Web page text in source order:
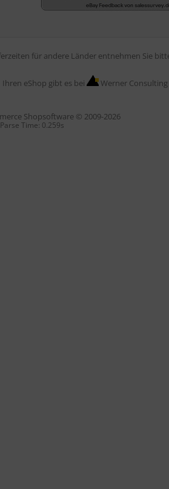
für andere Länder entnehmen Sie
Ihren eShop gibt es bei Werner Consulting
Shopsoftware © 2009-2026
Parse Time: 0.259s